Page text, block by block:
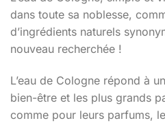
dans toute sa noblesse,
d’ingrédients naturels
nouveau recherchée !
L’eau de Cologne répond à
bien-être et les plus grands
comme pour leurs parfums,